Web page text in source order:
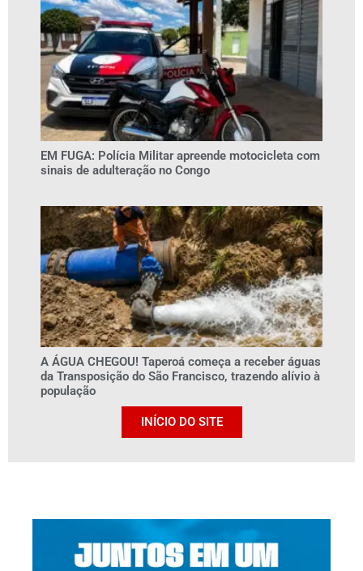
EM FUGA: Polícia Militar apreende motocicleta com
sinais de adulteração no Congo
A ÁGUA CHEGOU! Taperoá começa a receber águas
da Transposição do São Francisco, trazendo alívio à
população
INÍCIO DO SITE